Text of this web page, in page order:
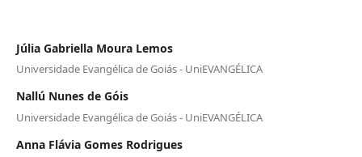
Júlia Gabriella Moura Lemos
Universidade Evangélica de Goiás - UniEVANGÉLICA
Nallú Nunes de Góis
Universidade Evangélica de Goiás - UniEVANGÉLICA
Anna Flávia Gomes Rodrigues